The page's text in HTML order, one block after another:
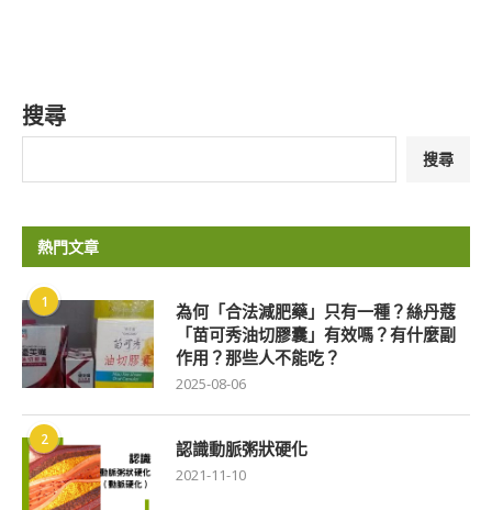
搜尋
搜尋
熱門文章
1
為何「合法減肥藥」只有一種？絲丹蔻
「苗可秀油切膠囊」有效嗎？有什麼副
作用？那些人不能吃？
2025-08-06
2 認識動脈粥狀硬化
2021-11-10